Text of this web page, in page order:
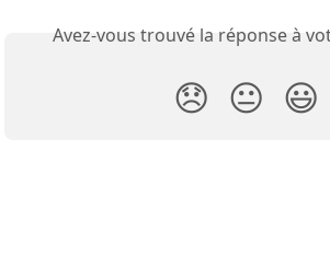
Avez-vous trouvé la réponse à
😞 😐 😃